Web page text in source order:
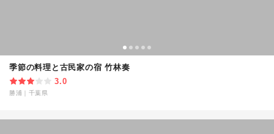
季節の料理と古民家の宿 竹林奏
3.0
勝浦 千葉県